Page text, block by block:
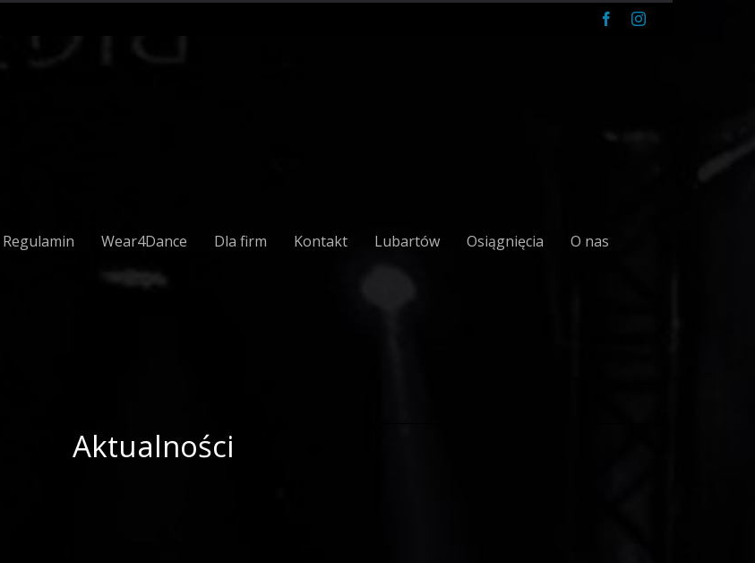
FacebookInstagram
Regulamin Wear4Dance Dla firm Kontakt Lubartów Osiągnięcia O nas
Aktualności
OPEN CLASS z Sebastianem Gerasikiem